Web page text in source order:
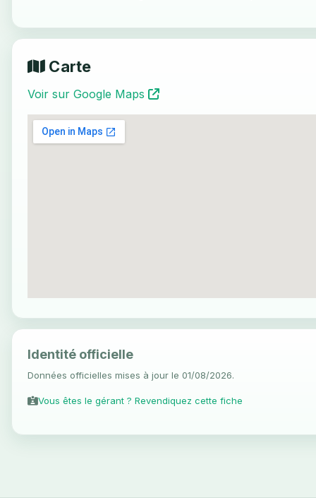
Carte
Voir sur Google Maps
Identité officielle
Données officielles mises à jour le 01/08/2026.
Vous êtes le gérant ? Revendiquez cette fiche